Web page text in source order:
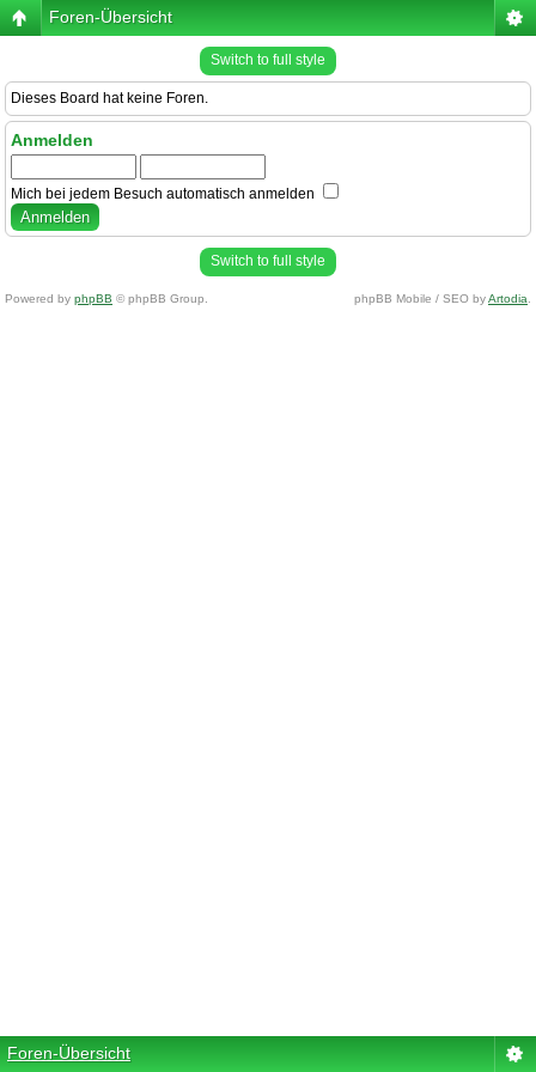
Foren-Übersicht
Switch to full style
Dieses Board hat keine Foren.
Anmelden
Mich bei jedem Besuch automatisch anmelden
Switch to full style
Powered by phpBB © phpBB Group. phpBB Mobile / SEO byArtodia
Foren-Übersicht